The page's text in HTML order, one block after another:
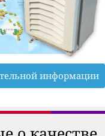
информации